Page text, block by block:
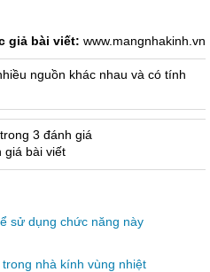
giả bài viết: www.mangnhakinh.vn
nguồn khác nhau và có tính
3 đánh giá
giá bài viết
sử dụng chức năng này
nhà kính vùng nhiệt